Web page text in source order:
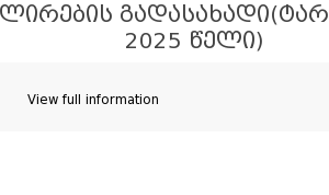
2025 ᲬᲔᲚᲘ)
View full information